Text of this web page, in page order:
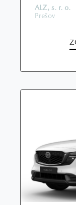
ALZ, s. r. o.
Prešov